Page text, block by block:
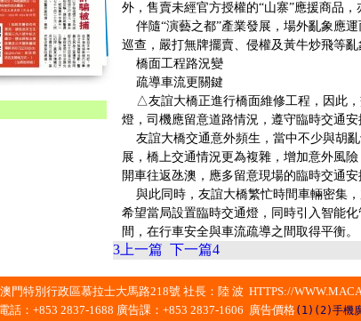
外，售賣未經官方授權的“山寨”應援商品，
伴隨“演藝之都”產業發展，場外亂象應
巡查，嚴打無牌擺賣、侵權及黃牛炒飛等亂
橋面工程路況變
疏導車流更關鍵
△友誼大橋正進行橋面維修工程，因此，
燈，司機應留意道路情況，遵守臨時交通安
友誼大橋交通意外頻生，當中不少與胡
展，橋上交通情況更為複雜，增加意外風
開車往返氹澳，應多留意現場的臨時交通安
與此同時，友誼大橋繁忙時間車輛密集
希望當局設置臨時交通燈，同時引入智能
間，在行車安全與車流疏導之間取得平衡。
3 上一篇 下一篇4